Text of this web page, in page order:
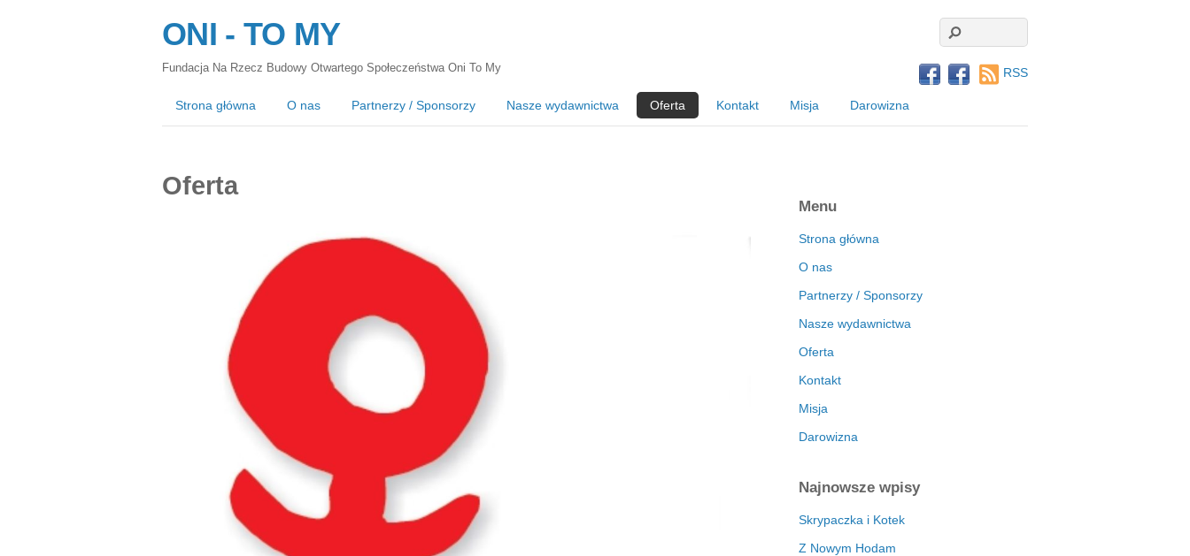
ONI - TO MY
Fundacja Na Rzecz Budowy Otwartego Społeczeństwa Oni To My
Strona główna O nas Partnerzy / Sponsorzy Nasze wydawnictwa Oferta Kontakt Misja Darowizna
RSS
Oferta
Menu
Strona główna
O nas
Partnerzy / Sponsorzy
Nasze wydawnictwa
Oferta
Kontakt
Misja
Darowizna
Najnowsze wpisy
Skrypaczka i Kotek
Z Nowym Hodam